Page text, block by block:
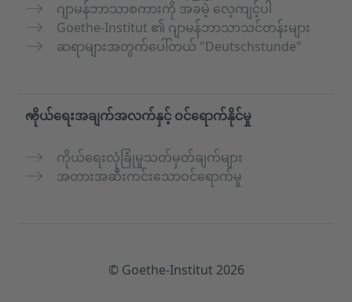
ဂျာမန်ဘာသာစကားကို အခမဲ့ လေ့ကျင့်ပါ
Goethe-Institut ၏ ဂျာမန်ဘာသာသင်တန်းများ
ဆရာများအတွက်ပေါ်တယ် "Deutschstunde"
ကိုယ်ရေးအချက်အလက်နှင့် ဝင်ရောက်နိုင်မှု
ကိုယ်ရေးလုံခြုံမှုသတ်မှတ်ချက်များ
အတားအဆီးကင်းသောဝင်ရောက်မှု
© Goethe-Institut 2026